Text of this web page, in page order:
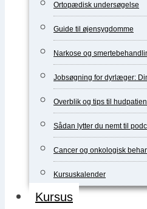
Ortopædisk undersøgelse
Guide til øjensygdomme
Narkose og
Jobsøgning for dyrlæger:
Overblik og tips til
Sådan lytter du nemt til
Cancer og onkologisk
Kursuskalender
Kursus